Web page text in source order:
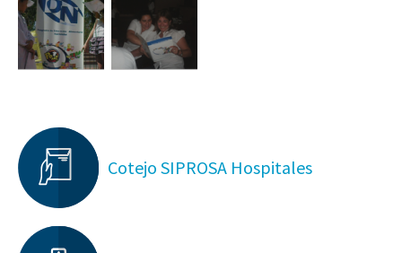
Cotejo SIPROSA Hospitales